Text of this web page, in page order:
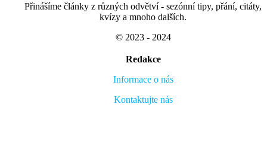
Přinášíme články z různých odvětví - sezónní tipy, přání, citáty,
kvízy a mnoho dalších.
© 2023 - 2024
Redakce
Informace o nás
Kontaktujte nás